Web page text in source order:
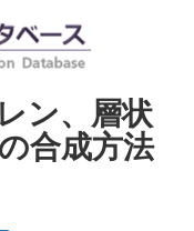
ン、層状
合成方法